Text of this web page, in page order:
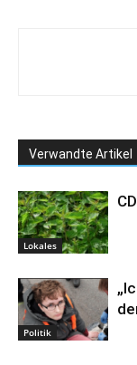
Verwandte Artikel
Lokales
Politik